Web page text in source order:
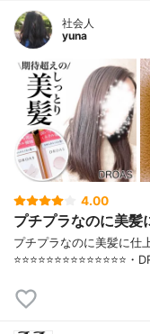
社会人
yuna
4.00
プチプラなのに美髪
プチプラなのに美髪に仕